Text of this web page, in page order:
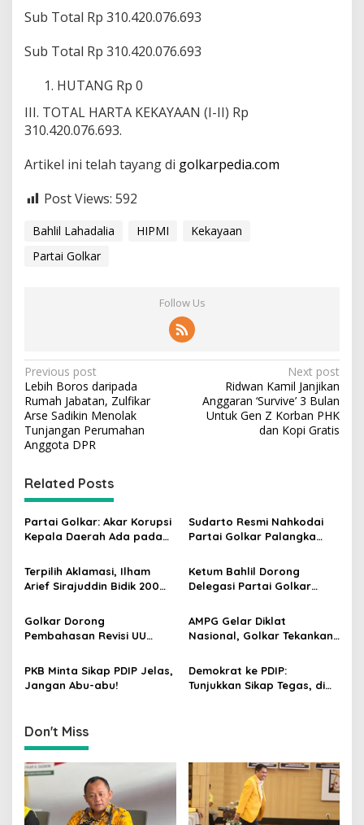
Sub Total Rp 310.420.076.693
Sub Total Rp 310.420.076.693
HUTANG Rp 0
III. TOTAL HARTA KEKAYAAN (I-II) Rp
310.420.076.693.
Artikel ini telah tayang di golkarpedia.com
Post Views: 592
Bahlil Lahadalia HIPMI
Kekayaan
Partai Golkar
Follow Us
P
o
s
t
a
v
i
a
i
o
n
Previous post
Lebih Boros daripada
Rumah Jabatan, Zulfikar
Arse Sadikin Menolak
Tunjangan Perumahan
Anggota DPR
Next post
Ridwan Kamil Janjikan
Anggaran ‘Survive’ 3 Bulan
Untuk Gen Z Korban PHK
dan Kopi Gratis
Related Posts
Partai Golkar: Akar Korupsi
Kepala Daerah Ada pada
Pilkada
Sudarto Resmi Nahkodai
Partai Golkar Palangka
Semakin Solid dan
Dipercaya Rakyat
Terpilih Aklamasi, Ilham
Arief Sirajuddin Bidik 200
Pemilu 2029
Ketum Bahlil Dorong
Delegasi Partai Golkar
Ngabalin Belajar Hilirisasi
Hingga Industrialisasi dari
Golkar Dorong
Pembahasan Revisi UU
Kajian Putusan MK Sudah
Tuntas
AMPG Gelar Diklat
Nasional, Golkar Tekankan
Tantangan Zaman
PKB Minta Sikap PDIP Jelas,
Jangan Abu-abu!
Demokrat ke PDIP:
Tunjukkan Sikap Tegas, di
Don't Miss